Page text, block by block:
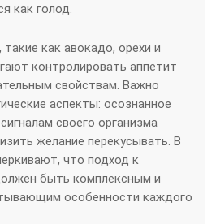
как голод.
как авокадо, орехи и
контролировать аппетит
свойствам. Важно
аспекты: осознанное
своего организма
желание перекусывать. В
что подход к
быть комплексным и
особенности каждого